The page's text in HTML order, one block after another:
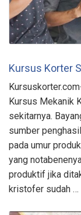
Kursus Korter
Kursus Mekanik
sekitarnya.
sumber
pada umur
yang
produktif jika
kristofer sudah …